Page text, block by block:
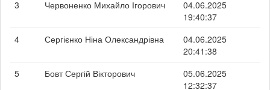
3
Червоненко Михайло Ігорович
04.06.2025
19:40:37
4
Сергієнко Ніна Олександрівна
04.06.2025
20:41:38
5
Бовт Сергій Вікторович
05.06.2025
12:32:37